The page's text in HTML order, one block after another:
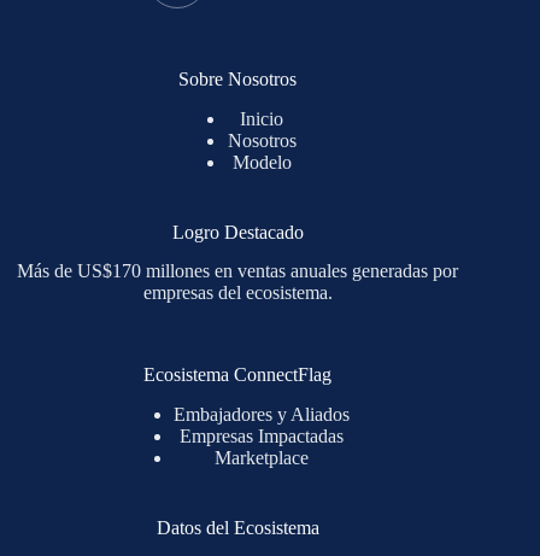
Sobre Nosotros
Inicio
Nosotros
Modelo
Logro Destacado
Más de US$170 millones en ventas anuales generadas por
empresas del ecosistema.
Ecosistema ConnectFlag
Embajadores y Aliados
Empresas Impactadas
Marketplace
Datos del Ecosistema